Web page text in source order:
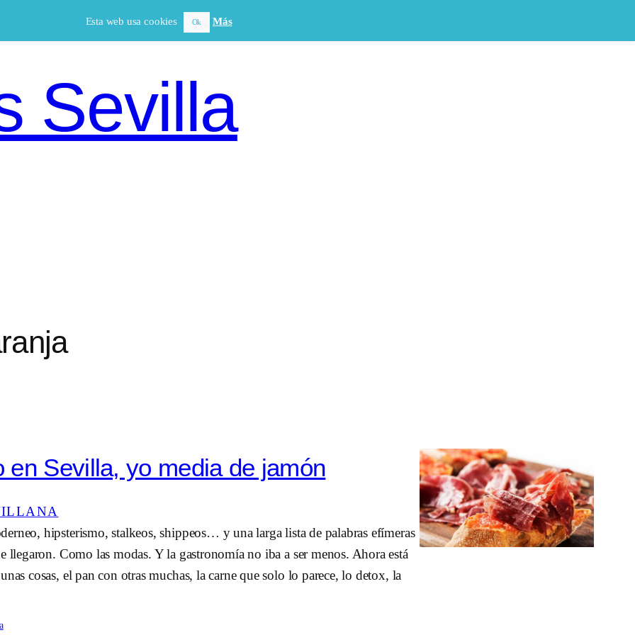
Sevilla
en Sevilla, yo media de jamón
hipsterismo, stalkeos, shippeos… y una larga lista de palabras efímeras
llegaron. Como las modas. Y la gastronomía no iba a ser menos. Ahora está
cosas, el pan con otras muchas, la carne que solo lo parece, lo detox, la
Esta web usa cookies Ok Más